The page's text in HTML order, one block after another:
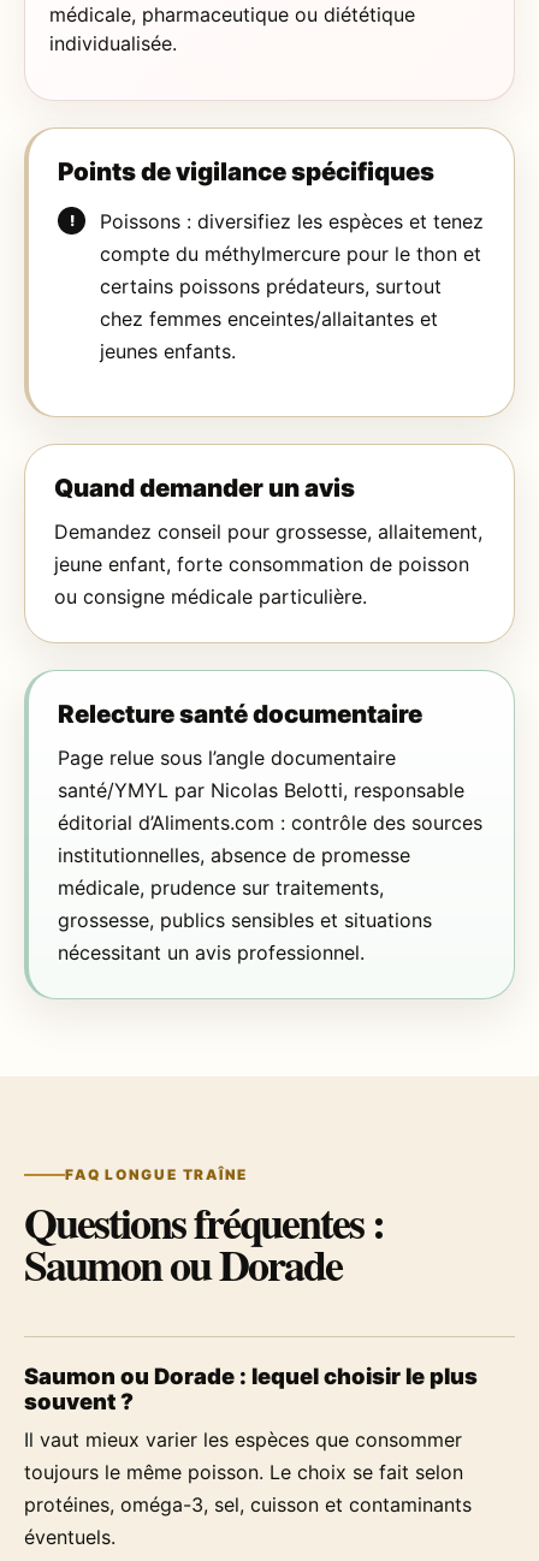
médicale, pharmaceutique ou diététique
individualisée.
Points de vigilance spécifiques
Poissons : diversifiez les espèces et tenez
compte du méthylmercure pour le thon et
certains poissons prédateurs, surtout
chez femmes enceintes/allaitantes et
jeunes enfants.
Quand demander un avis
Demandez conseil pour grossesse, allaitement,
jeune enfant, forte consommation de poisson
ou consigne médicale particulière.
Relecture santé documentaire
Page relue sous l’angle documentaire
santé/YMYL par Nicolas Belotti, responsable
éditorial d’Aliments.com : contrôle des sources
institutionnelles, absence de promesse
médicale, prudence sur traitements,
grossesse, publics sensibles et situations
nécessitant un avis professionnel.
FAQ LONGUE TRAÎNE
Questions fréquentes :
Saumon ou Dorade
Saumon ou Dorade : lequel choisir le plus
souvent ?
Il vaut mieux varier les espèces que consommer
toujours le même poisson. Le choix se fait selon
protéines, oméga-3, sel, cuisson et contaminants
éventuels.